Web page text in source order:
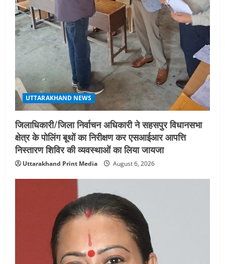
STATES NEWS
महाराज की राजस्थान के मुख्यमंत्री से
शिष्टाचार भेंट पर्यटन और सांस्कृतिक
गतिविधियों के विस्तार पर हुई चर्चा
August 4, 2026
UTTARAKHAND NEWS
जिलाधिकारी/जिला निर्वाचन अधिकारी ने सहसपुर विधानसभा
क्षेत्र के पोलिंग बूथों का निरीक्षण कर एसआईआर आपत्ति
निस्तारण शिविर की व्यवस्थाओं का लिया जायजा
Uttarakhand Print Media August 6, 2026